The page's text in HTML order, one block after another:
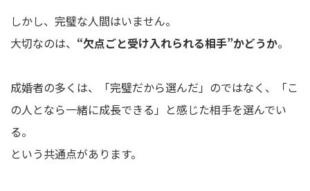
しかし、完璧な人間はいません。
大切なのは、 “欠点ごと受け入れられる相手”かどうか。
成婚者の多くは、「完璧だから選んだ」のではなく、「こ
の人となら一緒に成長できる」と感じた相手を選んでい
る。
という共通点があります。